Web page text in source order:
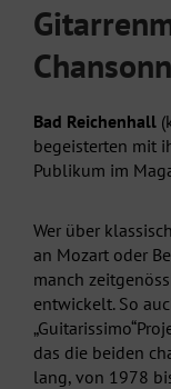
Bad Reichenhall
begeisterten mit
Publikum im
Wer über
an Mozart oder
manch
entwickelt. So
das die beiden
lang, von 1978